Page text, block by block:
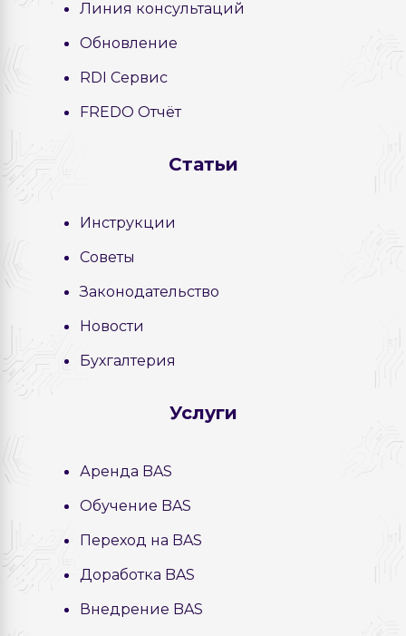
Линия консультаций
Обновление
RDI Сервис
FREDO Отчёт
Статьи
Инструкции
Советы
Законодательство
Новости
Бухгалтерия
Услуги
Аренда BAS
Обучение BAS
Переход на BAS
Доработка BAS
Внедрение BAS